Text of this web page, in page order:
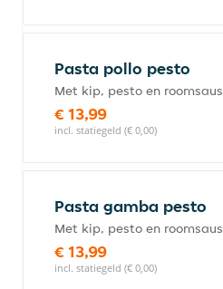
Pasta pollo pesto
Met kip, pesto en roomsaus
€ 13,99
incl. statiegeld (€ 0,00)
Pasta gamba pesto
Met kip, pesto en roomsaus
€ 13,99
incl. statiegeld (€ 0,00)